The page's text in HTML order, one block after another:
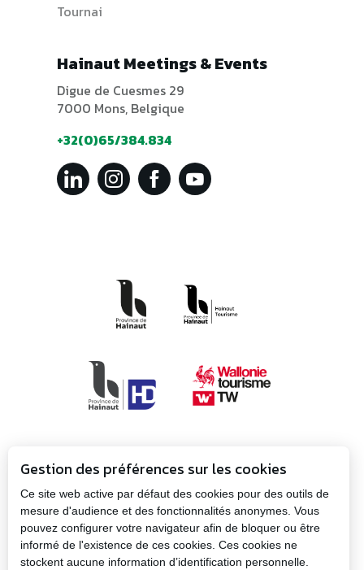
Tournai
Hainaut Meetings & Events
Digue de Cuesmes 29
7000 Mons, Belgique
+32(0)65/384.834
Propulsé par
la Province
Mentions
Plan
du
Gestion des préférences sur les cookies
Ce site web active par défaut des cookies pour des outils de
mesure d'audience et des fonctionnalités anonymes. Vous
pouvez configurer votre navigateur afin de bloquer ou être
informé de l'existence de ces cookies. Ces cookies ne
stockent aucune information d’identification personnelle.